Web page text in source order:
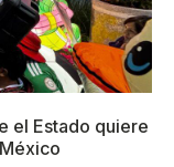
el Estado quiere